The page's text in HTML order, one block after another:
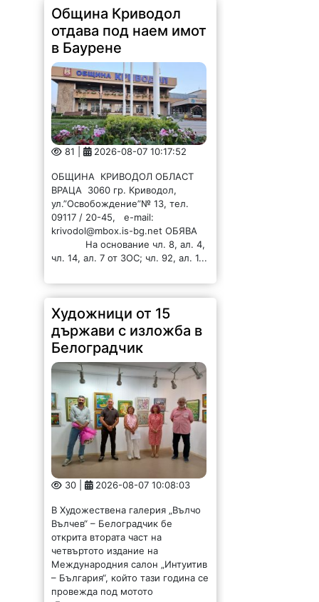
Община Криводол
отдава под наем имот
в Баурене
81 | 2026-08-07 10:17:52
ОБЩИНА КРИВОДОЛ ОБЛАСТ
ВРАЦА 3060 гр. Криводол,
ул.”Освобождение”№ 13, тел.
09117 / 20-45, e-mail:
krivodol@mbox.is-bg.net ОБЯВА
На основание чл. 8, ал. 4,
чл. 14, ал. 7 от ЗОС; чл. 92, ал. 1...
Художници от 15
държави с изложба в
Белоградчик
30 | 2026-08-07 10:08:03
В Художествена галерия „Вълчо
Вълчев“ – Белоградчик бе
открита втората част на
четвъртото издание на
Международния салон „Интуитив
– България“, който тази година се
провежда под мотото